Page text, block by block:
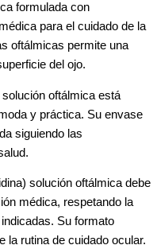
formulada con
para el cuidado de la
oftálmicas permite una
del ojo.
oftálmica está
y práctica. Su envase
siguiendo las
solución oftálmica debe
médica, respetando la
Su formato
la rutina de cuidado ocular.